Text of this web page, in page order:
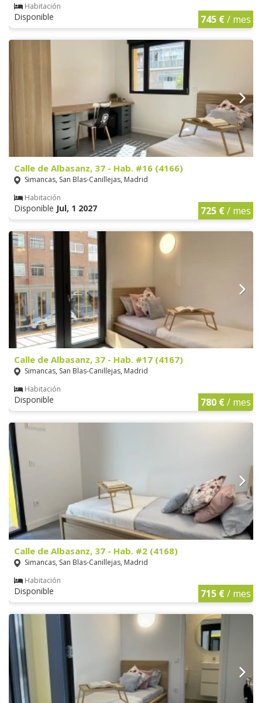
Habitación
Disponible 745 €/ mes
Calle de Albasanz, 37 - Hab. #16 (4166)
Simancas, San Blas-Canillejas, Madrid
Habitación
Disponible Jul, 1 2027 725 €/ mes
Calle de Albasanz, 37 - Hab. #17 (4167)
Simancas, San Blas-Canillejas, Madrid
Habitación
Disponible 780 €/ mes
Calle de Albasanz, 37 - Hab. #2 (4168)
Simancas, San Blas-Canillejas, Madrid
Habitación
Disponible 715 €/ mes